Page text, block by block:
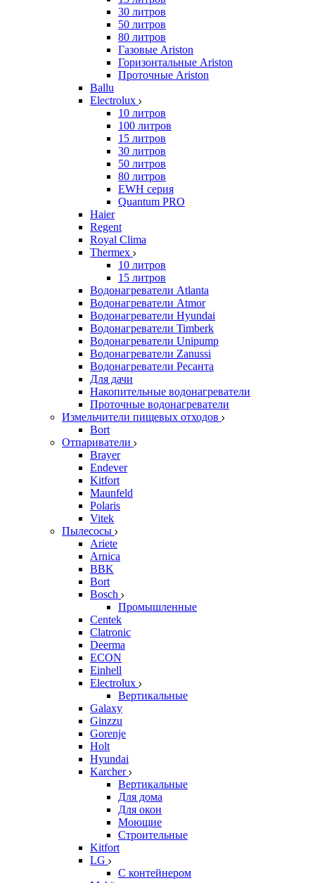
30 литров
50 литров
80 литров
Газовые Ariston
Горизонтальные Ariston
Проточные Ariston
Ballu
Electrolux
10 литров
100 литров
15 литров
30 литров
50 литров
80 литров
EWH серия
Quantum PRO
Haier
Regent
Royal Clima
Thermex
10 литров
15 литров
Водонагреватели Atlanta
Водонагреватели Atmor
Водонагреватели Hyundai
Водонагреватели Timberk
Водонагреватели Unipump
Водонагреватели Zanussi
Водонагреватели Ресанта
Для дачи
Накопительные водонагреватели
Проточные водонагреватели
Измельчители пищевых отходов
Bort
Отпариватели
Brayer
Endever
Kitfort
Maunfeld
Polaris
Vitek
Пылесосы
Ariete
Arnica
BBK
Bort
Bosch
Промышленные
Centek
Clatronic
Deerma
ECON
Einhell
Electrolux
Вертикальные
Galaxy
Ginzzu
Gorenje
Holt
Hyundai
Karcher
Вертикальные
Для дома
Для окон
Моющие
Строительные
Kitfort
LG
С контейнером